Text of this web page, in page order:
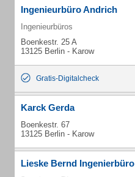
Ingenieurbüro Andrich
Ingenieurbüros
Boenkestr. 25 A
13125 Berlin - Karow
Gratis-Digitalcheck
Karck Gerda
Boenkestr. 67
13125 Berlin - Karow
Lieske Bernd Ingenierbüro